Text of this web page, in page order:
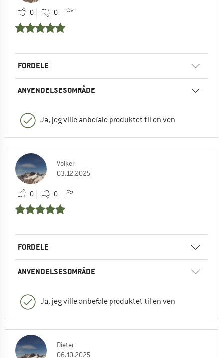
0 0
FORDELE
ANVENDELSESOMRÅDE
Ja, jeg ville anbefale produktet til en ven
Volker
03.12.2025
0 0
FORDELE
ANVENDELSESOMRÅDE
Ja, jeg ville anbefale produktet til en ven
Dieter
06.10.2025